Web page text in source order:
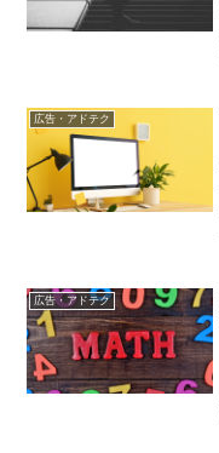
広告・アドテク
広告・アドテク